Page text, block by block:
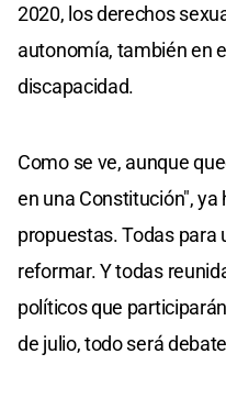
2020, los derechos
autonomía, también en
discapacidad.
Como se ve, aunque
en una Constitución",
propuestas. Todas para
reformar. Y todas
políticos que
de julio, todo será